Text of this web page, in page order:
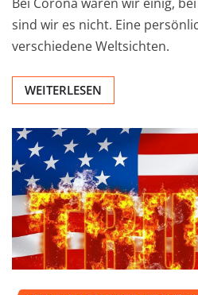
sind wir es nicht. Eine
verschiedene Weltsichten.
WEITERLESEN